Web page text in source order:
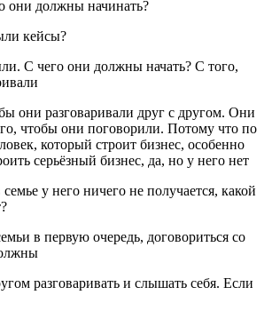
они должны начинать?
кейсы?
С чего они должны начать? С того,
они разговаривали друг с другом. Они
чтобы они поговорили. Потому что по
который строит бизнес, особенно
серьёзный бизнес, да, но у него нет
у него ничего не получается, какой
в первую очередь, договориться со
разговаривать и слышать себя. Если